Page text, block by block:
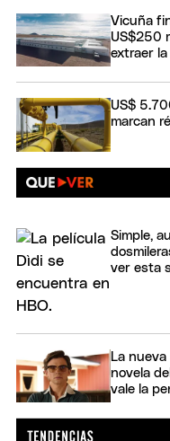
Vicuña
US$250
extraer
US$
marcan
Simple,
ver esta
La
novela
vale la